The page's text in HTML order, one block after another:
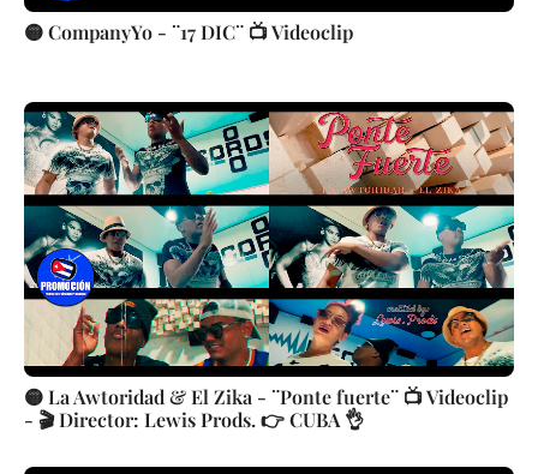
🟡 CompanyYo - ¨17 DIC¨ 📺 Videoclip
🟡 La Awtoridad & El Zika - ¨Ponte fuerte¨ 📺 Videoclip
- 🎬 Director: Lewis Prods. 👉 CUBA 👌